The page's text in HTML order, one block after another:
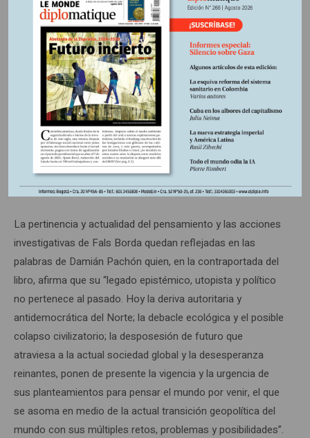
la población implicada, y su colaboración con Germán
Guzmán y Eduardo Umaña en la elaboración del libro La
violencia en Colombia. Estudio de un proceso social (1962),
un hito en la indagación sobre los conflictos violentos que
asolaban el país y que buscaba plantear explicaciones que
permitieran “al exégeta tejer con exactitud la imagen
desgarrada pero aleccionante de este trayecto de la
historia de Colombia”. Tal vez hoy, la realidad social
ameritaría un nuevo estudio que abarcara la violencia de los
siguientes sesenta años.
La pertinencia y actualidad del pensamiento y las acciones
investigativas de Fals Borda quedan reflejadas en las
palabras de Damián Pachón quien, en la contraportada del
libro, afirma que su “legado epistémico, utopista y político
no pertenece al pasado. Hoy la deriva autoritaria y
antidemocrática del Norte; la debacle ecológica y el posible
colapso civilizatorio; la desposesión de futuro que
atraviesa a la actual sociedad global y la desesperanza
reinantes, ponen de presente la vigencia y la urgencia de
sus planteamientos para pensar el mundo por venir, el que
se asoma en medio de la actual transición geopolítica del
mundo con sus múltiples retos, problemas y posibilidades”.